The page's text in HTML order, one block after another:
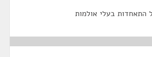
התאחדות בעלי אולמות